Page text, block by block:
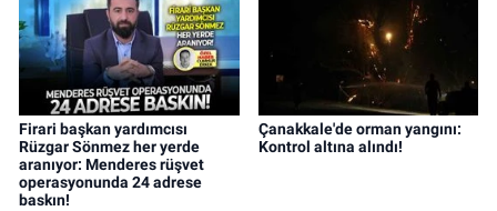
Firari başkan yardımcısı
Rüzgar Sönmez her yerde
aranıyor: Menderes rüşvet
operasyonunda 24 adrese
baskın!
Çanakkale'de orman yangını:
Kontrol altına alındı!